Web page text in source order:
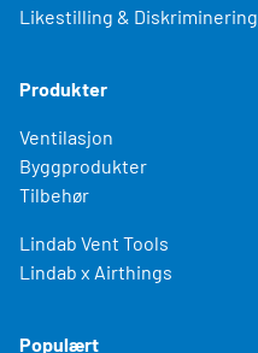
Likestilling & Diskriminering
Produkter
Ventilasjon
Byggprodukter
Tilbehør
Lindab Vent Tools
Lindab x Airthings
Populært